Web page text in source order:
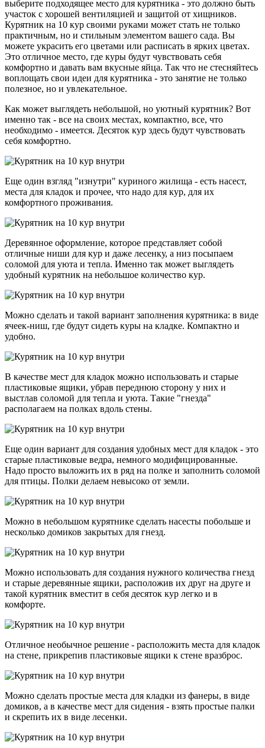
выберите подходящее место для курятника - это должно быть
участок с хорошей вентиляцией и защитой от хищников.
Курятник на 10 кур своими руками может стать не только
практичным, но и стильным элементом вашего сада. Вы
можете украсить его цветами или расписать в ярких цветах.
Это отличное место, где куры будут чувствовать себя
комфортно и давать вам вкусные яйца. Так что не стесняйтесь
воплощать свои идеи для курятника - это занятие не только
полезное, но и увлекательное.
Как может выглядеть небольшой, но уютный курятник? Вот
именно так - все на своих местах, компактно, все, что
необходимо - имеется. Десяток кур здесь будут чувствовать
себя комфортно.
Еще один взгляд "изнутри" куриного жилища - есть насест,
места для кладок и прочее, что надо для кур, для их
комфортного проживания.
Деревянное оформление, которое представляет собой
отличные ниши для кур и даже лесенку, а низ посыпаем
соломой для уюта и тепла. Именно так может выглядеть
удобный курятник на небольшое количество кур.
Можно сделать и такой вариант заполнения курятника: в виде
ячеек-ниш, где будут сидеть куры на кладке. Компактно и
удобно.
В качестве мест для кладок можно использовать и старые
пластиковые ящики, убрав переднюю сторону у них и
выстлав соломой для тепла и уюта. Такие "гнезда"
располагаем на полках вдоль стены.
Еще один вариант для создания удобных мест для кладок - это
старые пластиковые ведра, немного модифицированные.
Надо просто выложить их в ряд на полке и заполнить соломой
для птицы. Полки делаем невысоко от земли.
Можно в небольшом курятнике сделать насесты побольше и
несколько домиков закрытых для гнезд.
Можно использовать для создания нужного количества гнезд
и старые деревянные ящики, расположив их друг на друге и
такой курятник вместит в себя десяток кур легко и в
комфорте.
Отличное необычное решение - расположить места для кладок
на стене, прикрепив пластиковые ящики к стене вразброс.
Можно сделать простые места для кладки из фанеры, в виде
домиков, а в качестве мест для сидения - взять простые палки
и скрепить их в виде лесенки.